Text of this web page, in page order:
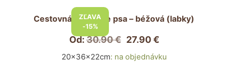
ZĽAVA
-15%
Cestovná taška pre psa – béžová (labky)
Od:30.90€ 27.90€
20x36x22cm: na objednávku